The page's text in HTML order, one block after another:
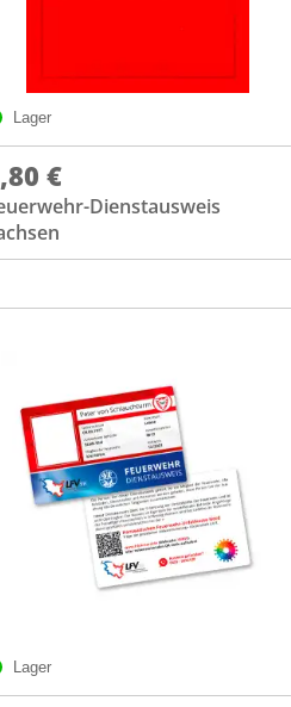
Lager
€
Dienstausweis
Lager